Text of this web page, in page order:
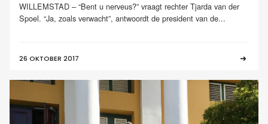
WILLEMSTAD – “Bent u nerveus?” vraagt rechter Tjarda van der
Spoel. “Ja, zoals verwacht”, antwoordt de president van de...
26 OKTOBER 2017